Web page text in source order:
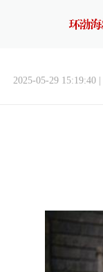
2025-05-29 15:19:40 |